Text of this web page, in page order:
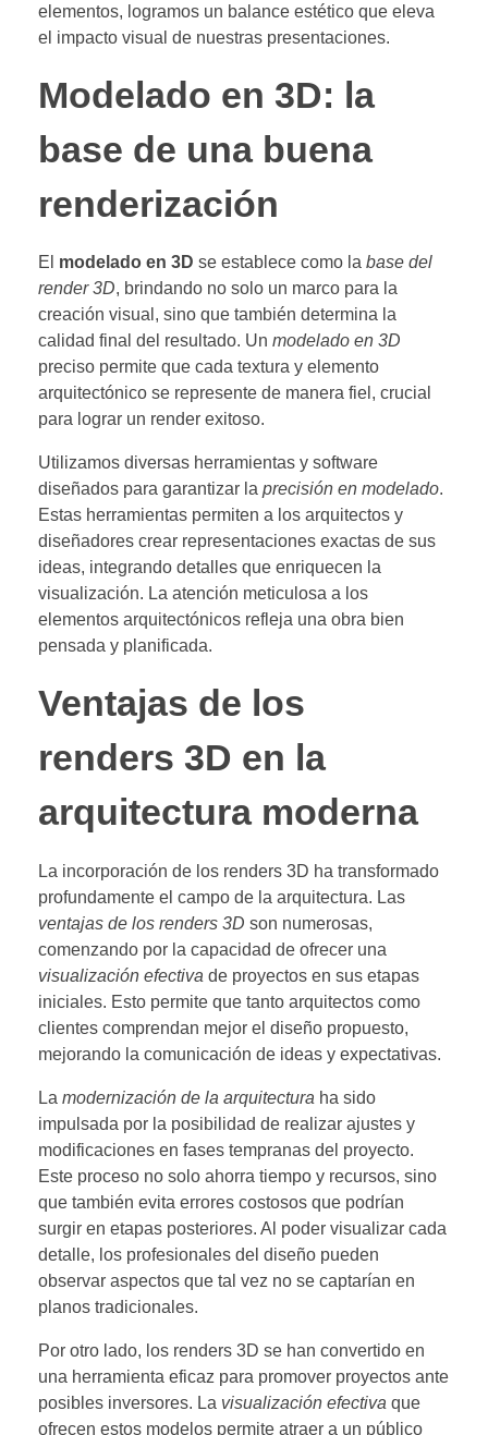
elementos, logramos un balance estético que eleva
el impacto visual de nuestras presentaciones.
Modelado en 3D: la
base de una buena
renderización
El modelado en 3D se establece como la base del
render 3D, brindando no solo un marco para la
creación visual, sino que también determina la
calidad final del resultado. Un modelado en 3D
preciso permite que cada textura y elemento
arquitectónico se represente de manera fiel, crucial
para lograr un render exitoso.
Utilizamos diversas herramientas y software
diseñados para garantizar la precisión en modelado.
Estas herramientas permiten a los arquitectos y
diseñadores crear representaciones exactas de sus
ideas, integrando detalles que enriquecen la
visualización. La atención meticulosa a los
elementos arquitectónicos refleja una obra bien
pensada y planificada.
Ventajas de los
renders 3D en la
arquitectura moderna
La incorporación de los renders 3D ha transformado
profundamente el campo de la arquitectura. Las
ventajas de los renders 3D son numerosas,
comenzando por la capacidad de ofrecer una
visualización efectiva de proyectos en sus etapas
iniciales. Esto permite que tanto arquitectos como
clientes comprendan mejor el diseño propuesto,
mejorando la comunicación de ideas y expectativas.
La modernización de la arquitectura ha sido
impulsada por la posibilidad de realizar ajustes y
modificaciones en fases tempranas del proyecto.
Este proceso no solo ahorra tiempo y recursos, sino
que también evita errores costosos que podrían
surgir en etapas posteriores. Al poder visualizar cada
detalle, los profesionales del diseño pueden
observar aspectos que tal vez no se captarían en
planos tradicionales.
Por otro lado, los renders 3D se han convertido en
una herramienta eficaz para promover proyectos ante
posibles inversores. La visualización efectiva que
ofrecen estos modelos permite atraer a un público